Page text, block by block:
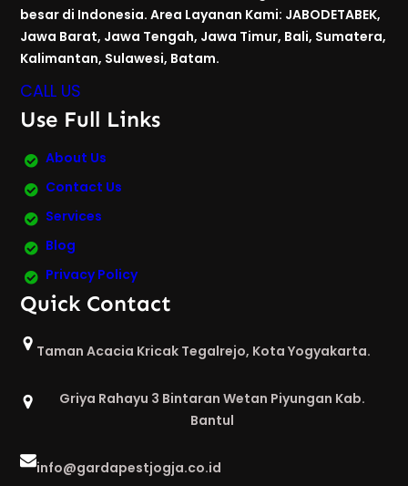
besar di Indonesia. Area Layanan Kami: JABODETABEK,
Jawa Barat, Jawa Tengah, Jawa Timur, Bali, Sumatera,
Kalimantan, Sulawesi, Batam.
CALL US
Use Full Links
About Us
Contact Us
Services
Blog
Privacy Policy
Quick Contact
Taman Acacia Kricak Tegalrejo, Kota Yogyakarta.
Griya Rahayu 3 Bintaran Wetan Piyungan Kab.
Bantul
info@gardapestjogja.co.id